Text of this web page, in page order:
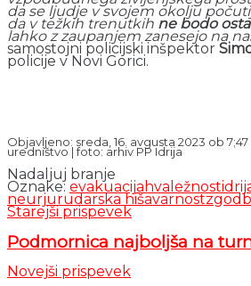
da se ljudje v svojem okolju
da v težkih trenutkih ne bodo
lahko z zaupanjem zanesejo na
samostojni policijski inšpektor
policije v Novi Gorici.
Objavljeno: sreda, 16. avgusta 2023 ob
uredništvo | foto: arhiv PP Idrija
Nadaljuj branje
Oznake: evakuacija hvaležnost
neurjurudarska hišavarnost
Starejši prispevek
Podmornica najboljša na
Novejši prispevek